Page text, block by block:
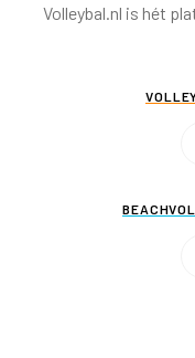
Volleybal.nl is hét